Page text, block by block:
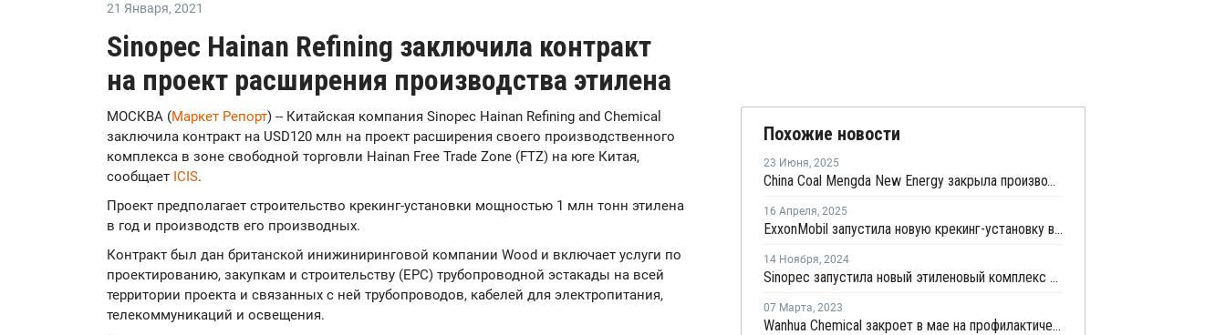
21 Января, 2021
Sinopec Hainan Refining заключила контракт
на проект расширения производства этилена
МОСКВА (Маркет Репорт) -- Китайская компания Sinopec Hainan Refining and Chemical
заключила контракт на USD120 млн на проект расширения своего производственного
комплекса в зоне свободной торговли Hainan Free Trade Zone (FTZ) на юге Китая,
сообщает ICIS.
Проект предполагает строительство крекинг-установки мощностью 1 млн тонн этилена
в год и производств его производных.
Контракт был дан британской инижиниринговой компании Wood и включает услуги по
проектированию, закупкам и строительству (EPC) трубопроводной эстакады на всей
территории проекта и связанных с ней трубопроводов, кабелей для электропитания,
телекоммуникаций и освещения.
Похожие новости
23 Июня, 2025
China Coal Mengda New Energy закрыла производство олефинов на ремонт
16 Апреля, 2025
ExxonMobil запустила новую крекинг-установку в Хуэйчжоу, Китай
14 Ноября, 2024
Sinopec запустила новый этиленовый комплекс на севере Китая
07 Марта, 2023
Wanhua Chemical закроет в мае на профилактический ремонт производство ПЭ и ПП в Китае